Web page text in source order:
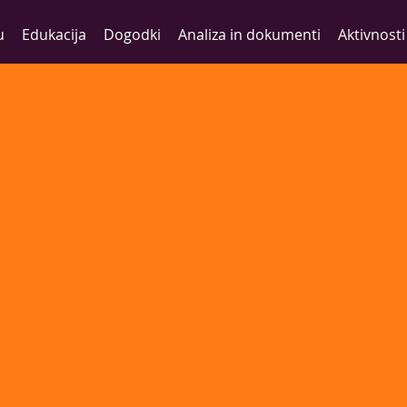
Edukacija Dogodki Analiza in dokumenti Aktivnosti